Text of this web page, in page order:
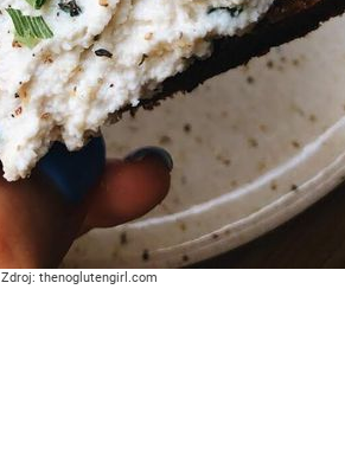
Zdroj: thenoglutengirl.com